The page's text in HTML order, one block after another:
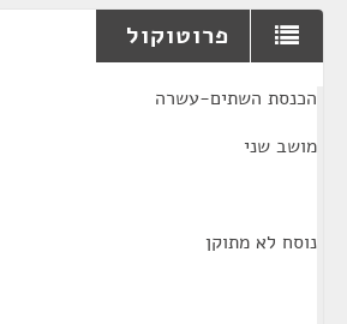
פרוטוקול
הכנסת השתים-עשרה
מושב שני
נוסח לא מתוקן